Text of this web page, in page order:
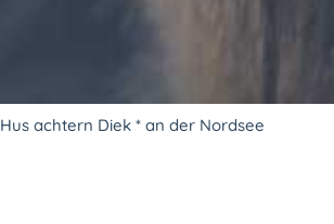
Hus achtern Diek * an der Nordsee